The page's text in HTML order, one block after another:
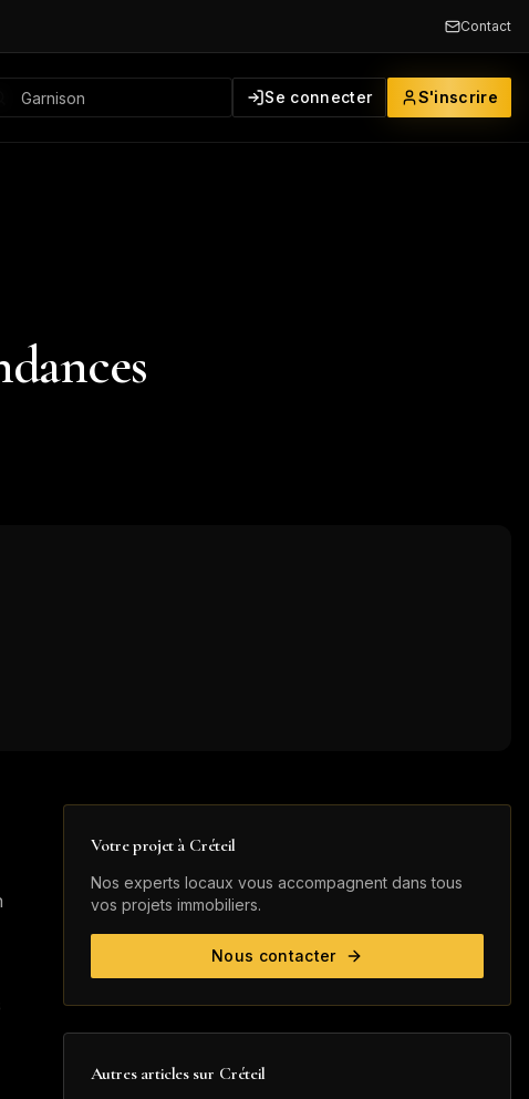
Contact
Se connecter S'inscrire
Votre projet à Créteil
Nos experts locaux vous accompagnent dans tous
vos projets immobiliers.
Nous contacter
Autres articles sur Créteil